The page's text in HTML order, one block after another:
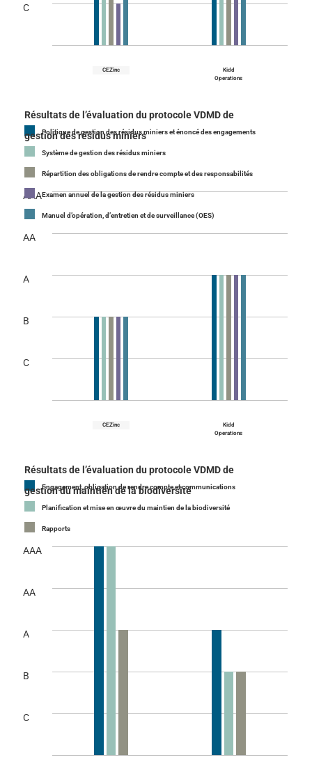
CEZinc
Kidd
Operations
C
Résultats de l’évaluation du protocole VDMD de
gestion des résidus miniers
Politique de gestion des résidus miniers et énoncé des engagements
Système de gestion des résidus miniers
Répartition des obligations de rendre compte et des responsabilités
Examen annuel de la gestion des résidus miniers
Manuel d’opération, d’entretien et de surveillance (OES)
CEZinc
Kidd
Operations
AAA
AA
A
B
C
Résultats de l’évaluation du protocole VDMD de
gestion du maintien de la biodiversité
Engagement, obligation de rendre compte et communications
Planification et mise en œuvre du maintien de la biodiversité
Rapports
AAA
AA
A
B
C